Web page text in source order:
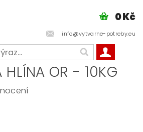
info@vytvarne-potreby.eu
0 Kč
HLÍNA OR - 10KG